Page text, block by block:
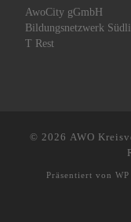
AwoCity gGmbH
Bildungsnetzwerk
T Rest
© 2026 AWO
Präsentiert von WP